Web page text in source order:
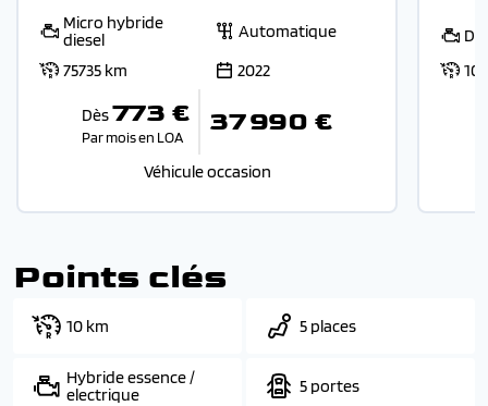
Micro hybride
diesel
Automatique
75735 km
2022
Dès773 €
Par mois en LOA 37 990 €
Véhicule occasion
10
Points clés
10 km 5 places
Hybride essence /
electrique
5 portes